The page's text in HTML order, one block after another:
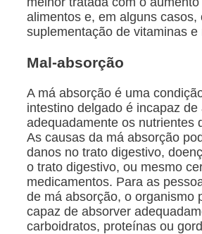
alimentos e, em alguns casos,
suplementação de vitaminas e
Mal-absorção
A má absorção é uma
intestino delgado é incapaz de
adequadamente os nutrientes
As causas da má absorção
danos no trato digestivo,
o trato digestivo, ou mesmo
medicamentos. Para as
de má absorção, o organismo
capaz de absorver
carboidratos, proteínas ou